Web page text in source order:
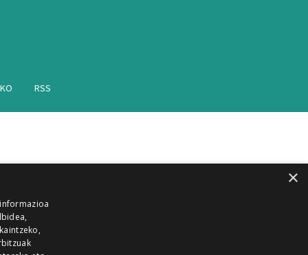
RSS
×